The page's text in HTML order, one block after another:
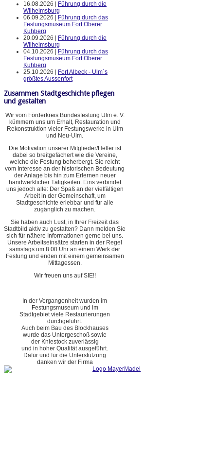
16.08.2026 |
Führung durch die
Wilhelmsburg
06.09.2026 |
Führung durch das
Festungsmuseum Fort Oberer
Kuhberg
20.09.2026 |
Führung durch die
Wilhelmsburg
04.10.2026 |
Führung durch das
Festungsmuseum Fort Oberer
Kuhberg
25.10.2026 |
Fort Albeck - Ulm`s
größtes Aussenfort
Zusammen Stadtgeschichte pflegen
und gestalten
Wir vom Förderkreis Bundesfestung Ulm e. V.
kümmern uns um Erhalt, Restauration und
Rekonstruktion vieler Festungswerke in Ulm
und Neu-Ulm.
Die Motivation unserer Mitglieder/Helfer ist
dabei so breitgefächert wie die Vereine,
welche die Festung beherbergt. Sie reicht
vom Interesse an der historischen Bedeutung
der Anlage bis hin zum Erlernen neuer
handwerklicher Tätigkeiten. Eins verbindet
uns jedoch alle: Der Spaß an der vielfältigen
Arbeit in der Gemeinschaft, um
Stadtgeschichte erlebbar und für alle
zugänglich zu machen.
Sie haben auch Lust, in Ihrer Freizeit das
Stadtbild aktiv zu gestalten? Dann melden Sie
sich für nähere Informationen gerne bei uns.
Unsere Arbeitseinsätze starten in der Regel
samstags um 8:00 Uhr an einem Werk der
Festung und enden mit einem gemeinsamen
Mittagessen.
Wir freuen uns auf SIE!!
In der Vergangenheit wurden im
Festungsmuseum und im
Stadtgebiet viele Restaurierungen
durchgeführt.
Auch beim Bau des Blockhauses
wurde das Untergeschoß sowie
der Kniestock zuverlässig
und in hoher Qualität ausgeführt.
Dafür und für die Unterstützung
danken wir der Firma